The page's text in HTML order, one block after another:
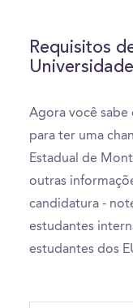
Requisitos
Agora você sabe
para ter uma
Estadual de
outras
candidatura -
estudantes
estudantes dos